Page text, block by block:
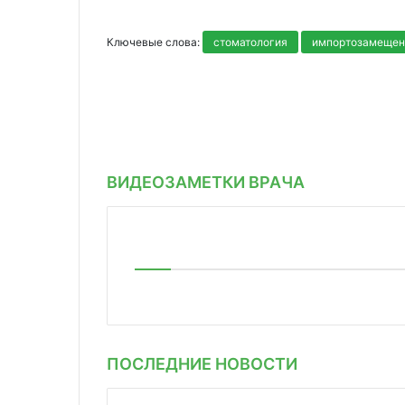
Ключевые слова: стоматология
ВИДЕОЗАМЕТКИ ВРАЧА
ПОСЛЕДНИЕ НОВОСТИ